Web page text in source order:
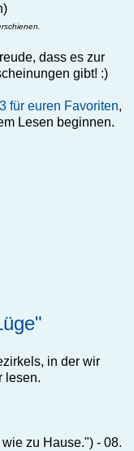
dass es zur
gibt! :)
für euren Favoriten,
Lesen beginnen.
in der wir
lesen.
zu Hause.") - 08.